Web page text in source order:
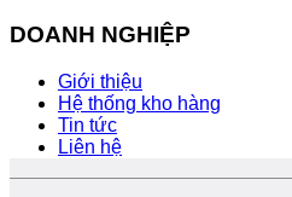
DOANH NGHIỆP
Giới thiệu
Hệ thống kho hàng
Tin tức
Liên hệ